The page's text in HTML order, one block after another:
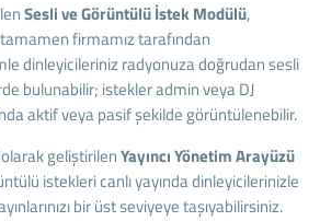
Sesli ve Görüntülü İstek Modülü,
firmamız tarafından
dinleyicileriniz radyonuza doğrudan sesli
bulunabilir; istekler admin veya DJ
aktif veya pasif şekilde görüntülenebilir.
olarak geliştirilenYayıncı Yönetim Arayüzü
istekleri canlı yayında dinleyicilerinizle
bir üst seviyeye taşıyabilirsiniz.